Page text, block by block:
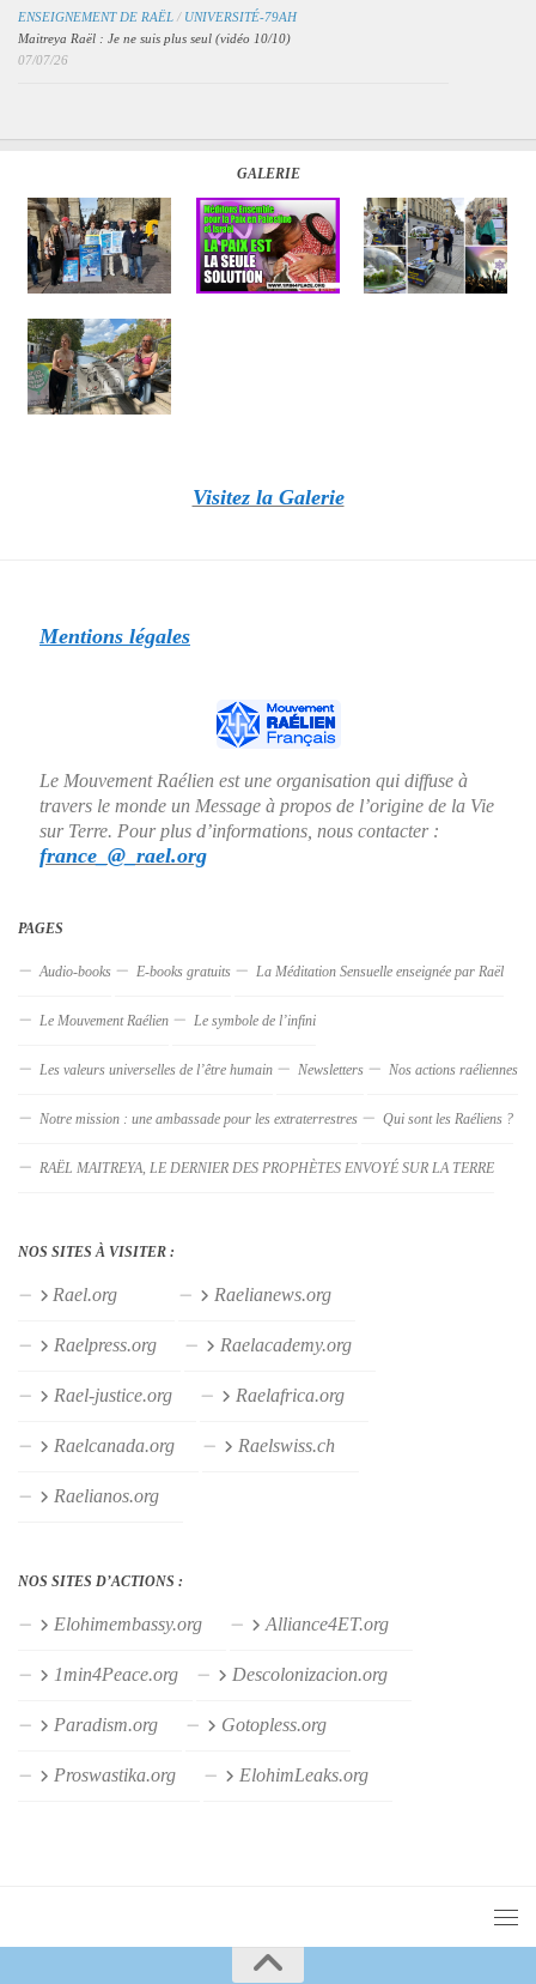
ENSEIGNEMENT DE RAËL / UNIVERSITÉ-79AH
Maitreya Raël : Je ne suis plus seul (vidéo 10/10)
07/07/26
GALERIE
Visitez la Galerie
Mentions légales
Le Mouvement Raélien est une organisation qui diffuse à
travers le monde un Message à propos de l’origine de la Vie
sur Terre. Pour plus d’informations, nous contacter :
france_@_rael.org
PAGES
Audio-books E-books gratuits La Méditation Sensuelle enseignée par Raël
Le Mouvement Raélien Le symbole de l’infini
Les valeurs universelles de l’être humain Newsletters Nos actions raéliennes
Notre mission : une ambassade pour les extraterrestres Qui sont les Raéliens ?
RAËL MAITREYA, LE DERNIER DES PROPHÈTES ENVOYÉ SUR LA TERRE
NOS SITES À VISITER :
Rael.org Raelianews.org
Raelpress.org Raelacademy.org
Rael-justice.org Raelafrica.org
Raelcanada.org Raelswiss.ch
Raelianos.org
NOS SITES D’ACTIONS :
Elohimembassy.org Alliance4ET.org
1min4Peace.org Descolonizacion.org
Paradism.org Gotopless.org
Proswastika.org ElohimLeaks.org